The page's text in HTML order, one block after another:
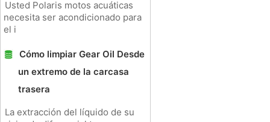
Usted Polaris motos acuáticas
necesita ser acondicionado para
el i
Cómo limpiar Gear Oil Desde
un extremo de la carcasa
trasera
La extracción del líquido de su